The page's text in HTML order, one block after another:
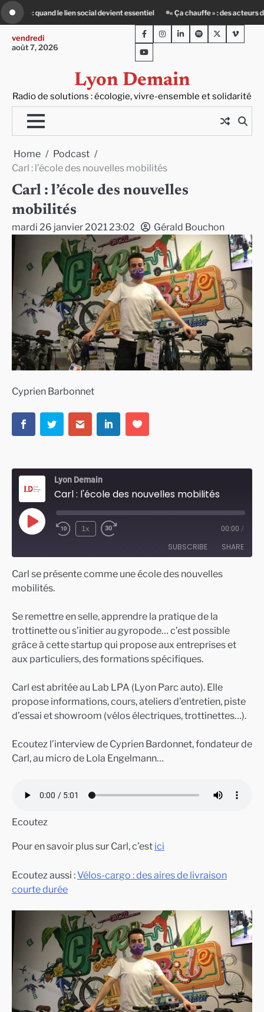
Skip
to
content
« Ça chauffe » : des acteurs du batiment face au défi climatique 80
vendredi
août 7, 2026
Lyon Demain
Radio de solutions : écologie, vivre-ensemble et solidarité
FacebookInstagram
LinkedInSpotifyTwitterViméo
Youtube
Home
Podcast
Carl : l’école des nouvelles mobilités
Carl : l’école des nouvelles
mobilités
mardi 26 janvier 2021 23:02 Gérald Bouchon
Cyprien Barbonnet
Lyon Demain
Carl : l'école des nouvelles mobilités
Play
1x 00:00 /
SUBSCRIBE SHARE
RSS FEED
SHARE
EMBED
Carl se présente comme une école des nouvelles
mobilités.
Se remettre en selle, apprendre la pratique de la
trottinette ou s’initier au gyropode… c’est possible
grâce à cette startup qui propose aux entreprises et
aux particuliers, des formations spécifiques.
Carl est abritée au Lab LPA (Lyon Parc auto). Elle
propose informations, cours, ateliers d’entretien, piste
d’essai et showroom (vélos électriques, trottinettes…).
Ecoutez l’interview de Cyprien Bardonnet, fondateur de
Carl, au micro de Lola Engelmann…
Ecoutez
Pour en savoir plus sur Carl, c’est ici
Ecoutez aussi :Vélos-cargo : des aires de livraison
courte durée